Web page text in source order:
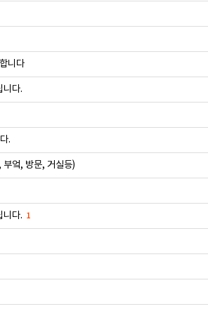
니다
니다.
.
부엌, 방문, 거실등)
니다. 1